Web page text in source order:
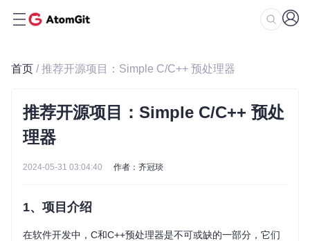
首页 / 推荐开源项目：Simple C/C++ 预处理器
推荐开源项目：Simple C/C++ 预处
理器
2024-05-31 03:04:40 作者：齐冠琰
1、项目介绍
在软件开发中，C和C++预处理器是不可或缺的一部分，它们